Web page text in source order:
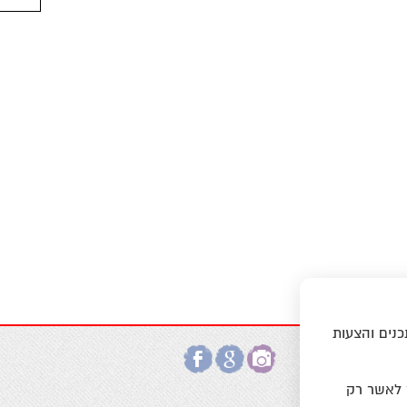
והצעות
לאשר רק